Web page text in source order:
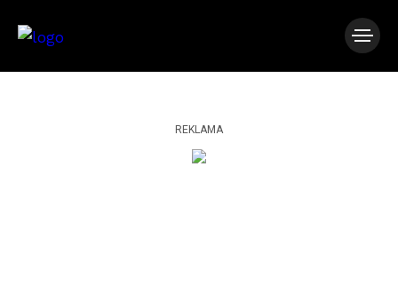
REKLAMA